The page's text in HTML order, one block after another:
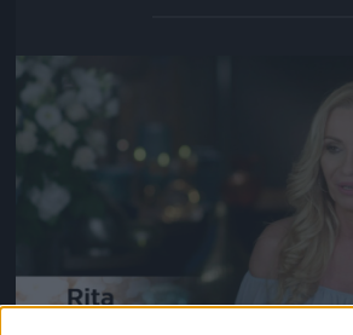
Jön még kép!